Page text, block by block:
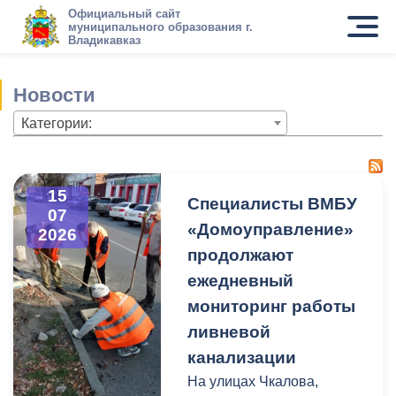
Официальный сайт
муниципального образования г.
Владикавказ
Новости
Категории:
15
07
2026
Специалисты ВМБУ
«Домоуправление»
продолжают
ежедневный
мониторинг работы
ливневой
канализации
На улицах Чкалова,